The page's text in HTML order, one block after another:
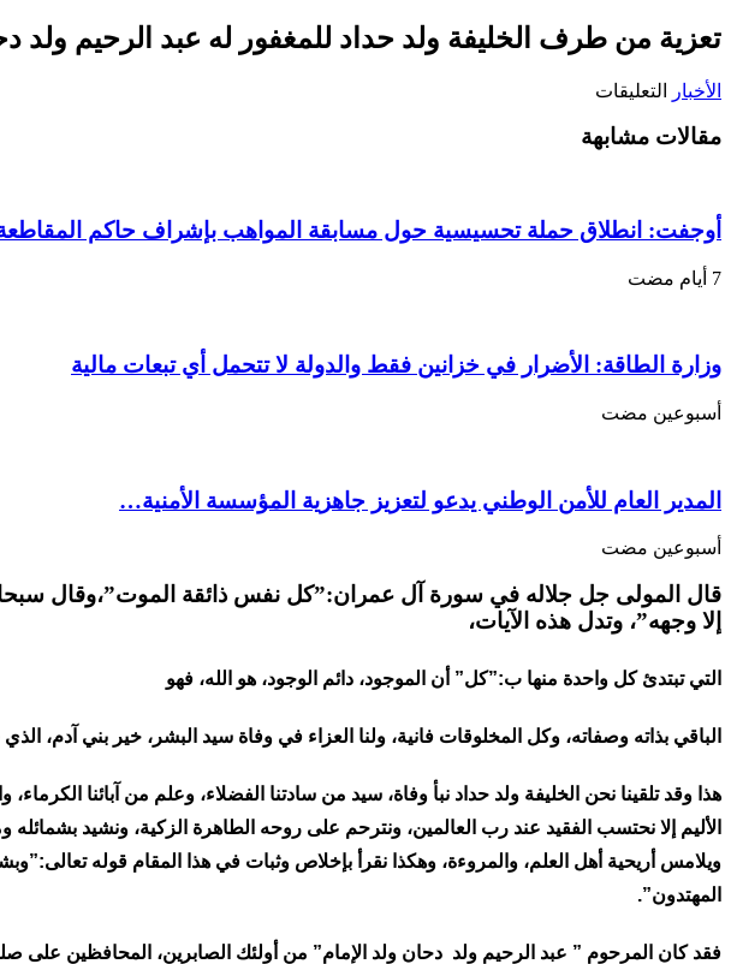
تعزية من طرف الخليفة ولد حداد للمغفور له عبد الرحيم ولد
الأخبار التعليقات
من
حداد
للمغفور
دحان
مقالات مشابهة
أوجفت: انطلاق حملة تحسيسية حول مسابقة المواهب بإشراف حاكم
وزارة الطاقة: الأضرار في خزانين فقط والدولة لا تتحمل أي تبعات مالية
‏أسبوعين مضت
المدير العام للأمن الوطني يدعو لتعزيز جاهزية المؤسسة الأمنية…
‏أسبوعين مضت
قال المولى جل جلاله في سورة آل عمران:”كل نفس ذائقة الموت”،وقال
إلا وجهه”، وتدل هذه الآيات،
التي تبتدئ كل واحدة منها ب:”كل” أن الموجود، دائم الوجود، هو الله، فهو
الباقي بذاته وصفاته، وكل المخلوقات فانية، ولنا العزاء في وفاة سيد البشر، خير بني
الأليم إلا نحتسب الفقيد عند رب العالمين، ونترحم على روحه الطاهرة الزكية، ونشيد
ويلامس أريحية أهل العلم، والمروءة، وهكذا نقرأ بإخلاص وثبات في هذا المقام قوله
المهتدون”.
فقد كان المرحوم ” عبد الرحيم ولد دحان ولد الإمام” من أولئك الصابرين، المحافظين على